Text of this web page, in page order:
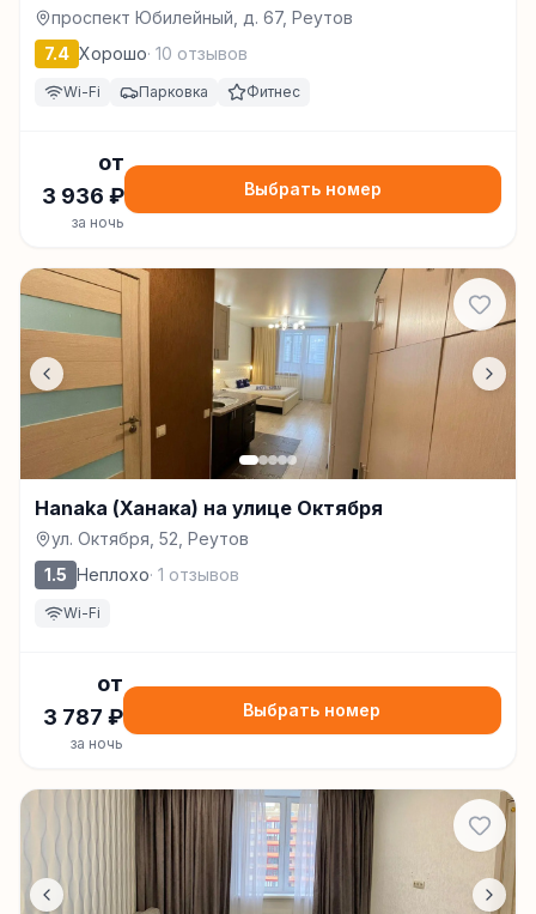
проспект Юбилейный, д. 67, Реутов
7.4 Хорошо· 10 отзывов
Wi-Fi Парковка Фитнес
от
3 936 ₽
за ночь
Выбрать номер
Hanaka (Ханака) на улице Октября
ул. Октября, 52, Реутов
1.5 Неплохо· 1 отзывов
Wi-Fi
от
3 787 ₽
за ночь
Выбрать номер